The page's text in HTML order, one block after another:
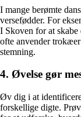
I mange berømte
versefødder. For
I Skoven for at
ofte anvender
stemning.
4. Øvelse gør
Øv dig i at
forskellige digte.